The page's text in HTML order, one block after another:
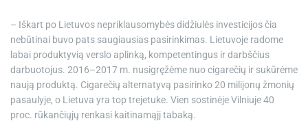
– Iškart po Lietuvos nepriklausomybės didžiulės investicijos čia
nebūtinai buvo pats saugiausias pasirinkimas. Lietuvoje radome
labai produktyvią verslo aplinką, kompetentingus ir darbščius
darbuotojus. 2016–2017 m. nusigręžėme nuo cigarečių ir sukūrėme
naują produktą. Cigarečių alternatyvą pasirinko 20 milijonų žmonių
pasaulyje, o Lietuva yra top trejetuke. Vien sostinėje Vilniuje 40
proc. rūkančiųjų renkasi kaitinamąjį tabaką.